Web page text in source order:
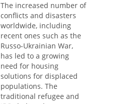
The increased number of
conflicts and disasters
worldwide, including
recent ones such as the
Russo-Ukrainian War,
has led to a growing
need for housing
solutions for displaced
populations. The
traditional refugee and